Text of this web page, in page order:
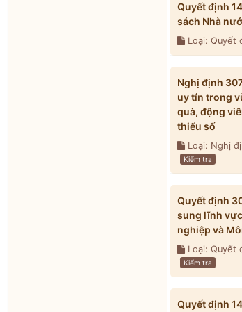
Quyết định
sách Nhà
Loại: Quyết
Nghị định
uy tín trong
quà, động
thiểu số
Loại: Nghị
Kiểm tra
Quyết định
sung lĩnh
nghiệp và
Loại: Quyết
Kiểm tra
Quyết định